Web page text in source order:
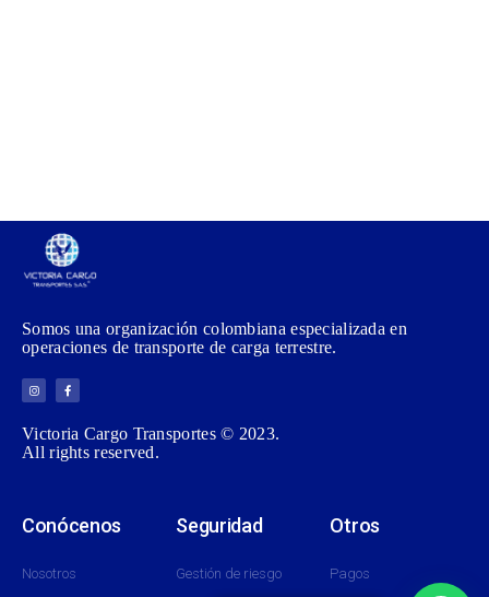
Somos una organización colombiana especializada en
operaciones de transporte de carga terrestre.
Victoria Cargo Transportes © 2023.
All rights reserved.
Conócenos
Nosotros
Seguridad
Gestión de riesgo
Otros
Pagos